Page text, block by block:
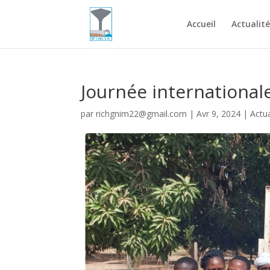
Accueil
Journée
parrichgnim22@gmail.com |Avr 9, 2024 |